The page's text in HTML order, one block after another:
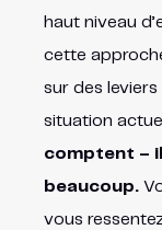
haut niveau
cette
sur des
situation
comptent –
beaucoup.
vous